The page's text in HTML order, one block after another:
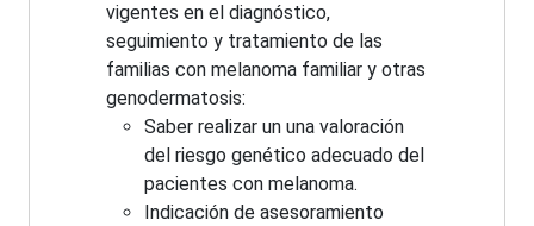
vigentes en el diagnóstico,
seguimiento y tratamiento de las
familias con melanoma familiar y otras
genodermatosis:
Saber realizar un una valoración
del riesgo genético adecuado del
pacientes con melanoma.
Indicación de asesoramiento